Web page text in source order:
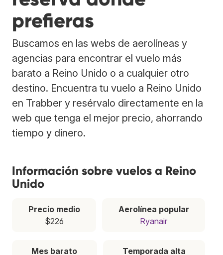
prefieras
Buscamos en las webs de aerolíneas y
agencias para encontrar el vuelo más
barato a Reino Unido o a cualquier otro
destino. Encuentra tu vuelo a Reino Unido
en Trabber y resérvalo directamente en la
web que tenga el mejor precio, ahorrando
tiempo y dinero.
Información sobre vuelos a Reino
Unido
Precio medio
$226
Aerolínea popular
Ryanair
Mes barato
Temporada alta